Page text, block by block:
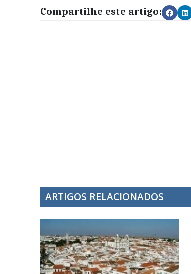
Compartilhe este artigo:
ARTIGOS RELACIONADOS